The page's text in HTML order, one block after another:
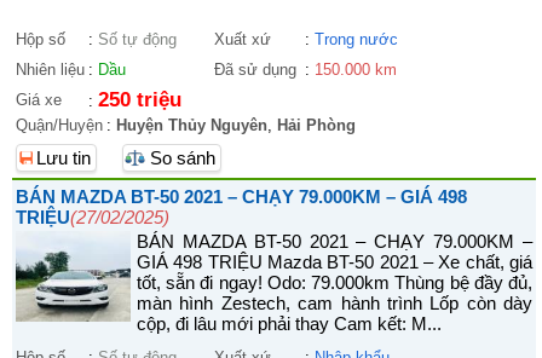
Hộp số : Số tự động Xuất xứ : Trong nước
Nhiên liệu : Dầu Đã sử dụng : 150.000 km
Giá xe
: 250 triệu
Quận/Huyện : Huyện Thủy Nguyên, Hải Phòng
Lưu tin
So sánh
BÁN MAZDA BT-50 2021 – CHẠY 79.000KM – GIÁ 498
TRIỆU(27/02/2025)
BÁN MAZDA BT-50 2021 – CHẠY 79.000KM –
GIÁ 498 TRIỆU Mazda BT-50 2021 – Xe chất, giá
tốt, sẵn đi ngay! Odo: 79.000km Thùng bệ đầy đủ,
màn hình Zestech, cam hành trình Lốp còn dày
cộp, đi lâu mới phải thay Cam kết: M...